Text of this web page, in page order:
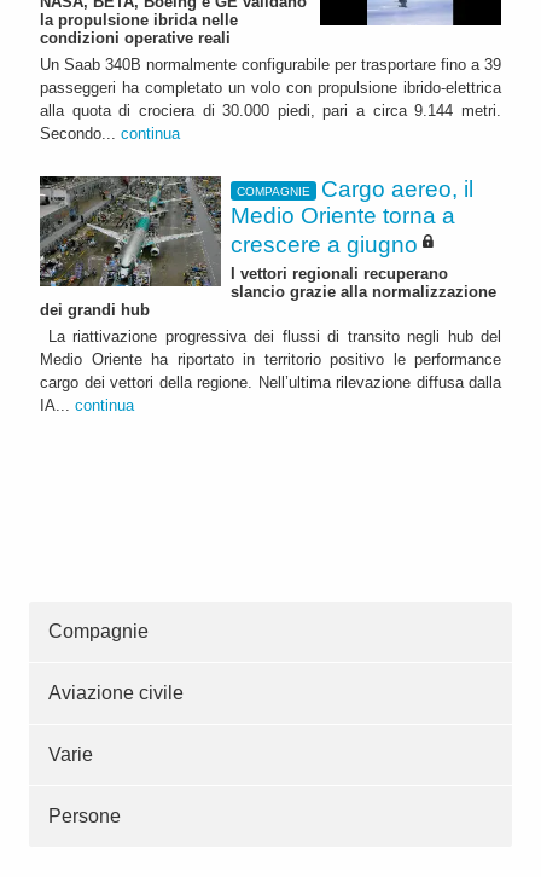
la propulsione ibrida nelle
condizioni operative reali
Un Saab 340B normalmente configurabile per trasportare fino a 39
passeggeri ha completato un volo con propulsione ibrido-elettrica
alla quota di crociera di 30.000 piedi, pari a circa 9.144 metri.
Secondo... continua
COMPAGNIE
Cargo aereo, il
Medio Oriente torna a
crescere a giugno
I vettori regionali recuperano
slancio grazie alla normalizzazione
dei grandi hub
La riattivazione progressiva dei flussi di transito negli hub del
Medio Oriente ha riportato in territorio positivo le performance
cargo dei vettori della regione. Nell’ultima rilevazione diffusa dalla
IA... continua
Compagnie
Aviazione civile
Varie
Persone